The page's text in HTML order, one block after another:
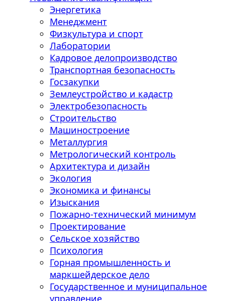
Энергетика
Менеджмент
Физкультура и спорт
Лаборатории
Кадровое делопроизводство
Транспортная безопасность
Госзакупки
Землеустройство и кадастр
Электробезопасность
Строительство
Машиностроение
Металлургия
Метрологический контроль
Архитектура и дизайн
Экология
Экономика и финансы
Изыскания
Пожарно-технический минимум
Проектирование
Сельское хозяйство
Психология
Горная промышленность и
маркшейдерское дело
Государственное и муниципальное
управление